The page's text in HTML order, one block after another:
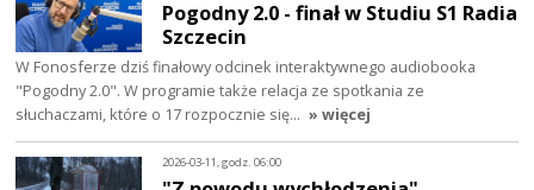
Pogodny 2.0 - finał w Studiu S1 Radia
Szczecin
W Fonosferze dziś finałowy odcinek interaktywnego audiobooka
"Pogodny 2.0". W programie także relacja ze spotkania ze
słuchaczami, które o 17 rozpocznie się… » więcej
2026-03-11, godz. 06:00